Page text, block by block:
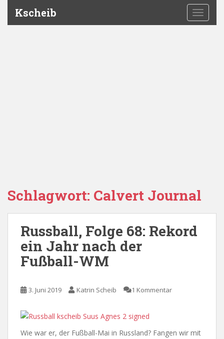
Kscheib
Schlagwort: Calvert Journal
Russball, Folge 68: Rekord
ein Jahr nach der
Fußball-WM
3. Juni 2019 Katrin Scheib 1 Kommentar
Wie war er, der Fußball-Mai in Russland? Fangen wir mit